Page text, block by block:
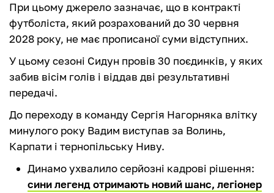
При цьому джерело зазначає, що в контракті
футболіста, який розрахований до 30 червня
2028 року, не має прописаної суми відступних.
У цьому сезоні Сидун провів 30 поєдинків, у яких
забив вісім голів і віддав дві результативні
передачі.
До переходу в команду Сергія Нагорняка влітку
минулого року Вадим виступав за Волинь,
Карпати і тернопільську Ниву.
Динамо ухвалило серйозні кадрові рішення:
сини легенд отримають новий шанс, легіонер